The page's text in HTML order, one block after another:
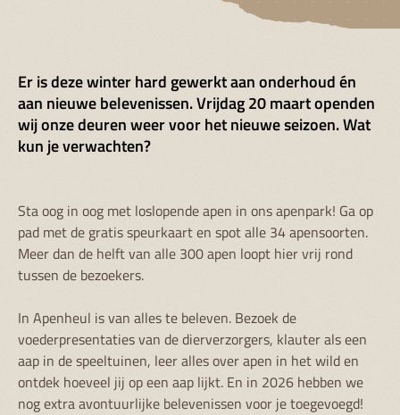
Er is deze winter hard gewerkt aan onderhoud én
aan nieuwe belevenissen. Vrijdag 20 maart openden
wij onze deuren weer voor het nieuwe seizoen. Wat
kun je verwachten?
Sta oog in oog met loslopende apen in ons apenpark! Ga op
pad met de gratis speurkaart en spot alle 34 apensoorten.
Meer dan de helft van alle 300 apen loopt hier vrij rond
tussen de bezoekers.
In Apenheul is van alles te beleven. Bezoek de
voederpresentaties van de dierverzorgers, klauter als een
aap in de speeltuinen, leer alles over apen in het wild en
ontdek hoeveel jij op een aap lijkt. En in 2026 hebben we
nog extra avontuurlijke belevenissen voor je toegevoegd!